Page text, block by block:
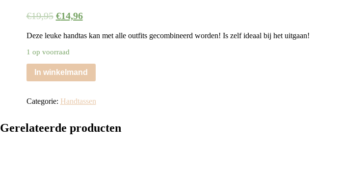
€19,95 €14,96
Deze leuke handtas kan met alle outfits gecombineerd worden! Is zelf ideaal bij het uitgaan!
1 op voorraad
In winkelmand
Categorie: Handtassen
Gerelateerde producten